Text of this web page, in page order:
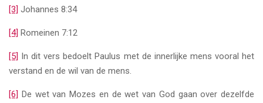
[3] Johannes 8:34
[4] Romeinen 7:12
[5]
In dit vers bedoelt Paulus met de innerlijke mens vooral het
verstand en de wil van de mens.
[6] De wet van Mozes en de wet van God gaan over dezelfde